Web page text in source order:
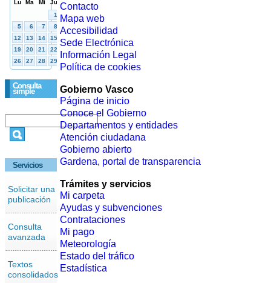
Consulta
simple
Servicios
Solicitar una
publicación
Consulta
avanzada
Textos
consolidados
Contacto
Mapa web
Accesibilidad
Sede Electrónica
Información Legal
Política de cookies
Gobierno Vasco
Página de inicio
Conoce el Gobierno
Departamentos y entidades
Atención ciudadana
Gobierno abierto
Gardena, portal de transparencia
Trámites y servicios
Mi carpeta
Ayudas y subvenciones
Contrataciones
Mi pago
Meteorología
Estado del tráfico
Estadística